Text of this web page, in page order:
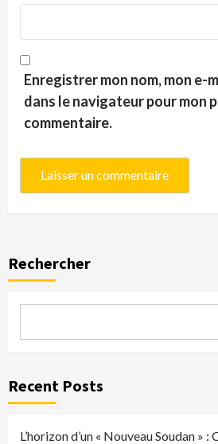
Enregistrer mon nom, mon e-
dans le navigateur pour mon
commentaire.
Rechercher
Recent Posts
L’horizon d’un « Nouveau Soudan »